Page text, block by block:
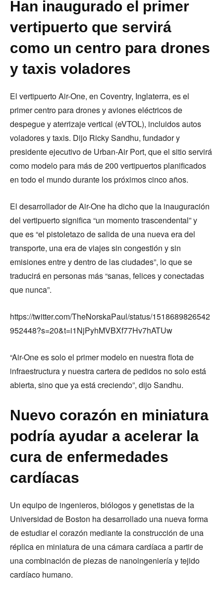
Han inaugurado el primer
vertipuerto que servirá
como un centro para drones
y taxis voladores
El vertipuerto Air-One, en Coventry, Inglaterra, es el
primer centro para drones y aviones eléctricos de
despegue y aterrizaje vertical (eVTOL), incluidos autos
voladores y taxis. Dijo Ricky Sandhu, fundador y
presidente ejecutivo de Urban-Air Port, que el sitio servirá
como modelo para más de 200 vertipuertos planificados
en todo el mundo durante los próximos cinco años.
El desarrollador de Air-One ha dicho que la inauguración
del vertipuerto significa “un momento trascendental” y
que es “el pistoletazo de salida de una nueva era del
transporte, una era de viajes sin congestión y sin
emisiones entre y dentro de las ciudades”, lo que se
traducirá en personas más “sanas, felices y conectadas
que nunca”.
https://twitter.com/TheNorskaPaul/status/1518689826542
952448?s=20&t=i1NjPyhMVBXf77Hv7hATUw
“Air-One es solo el primer modelo en nuestra flota de
infraestructura y nuestra cartera de pedidos no solo está
abierta, sino que ya está creciendo”, dijo Sandhu.
Nuevo corazón en miniatura
podría ayudar a acelerar la
cura de enfermedades
cardíacas
Un equipo de ingenieros, biólogos y genetistas de la
Universidad de Boston ha desarrollado una nueva forma
de estudiar el corazón mediante la construcción de una
réplica en miniatura de una cámara cardíaca a partir de
una combinación de piezas de nanoingeniería y tejido
cardíaco humano.